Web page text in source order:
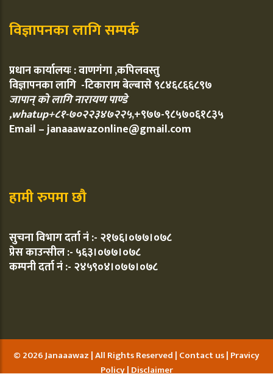
विज्ञापनका लागि सम्पर्क
प्रधान कार्यालयः : वाणगंगा ,कपिलवस्तु
विज्ञापनका लागि -टिकाराम बेल्बासे ९८४६८६६८९७
जापान् को लागि नारायण पाण्डे
,whatup+८१-७०२२३४७२२५,+९७७-९८५७०६१८३५
Email – janaaawazonline@gmail.com
हामी रुपमा छौ
सुचना विभाग दर्ता नं :- २१७६।०७७।०७८
प्रेस काउन्सील :- ५६३।०७७।०७८
कम्पनी दर्ता नं :- २४५९०४।०७७।०७८
© 2026 Janaaawaz | All Rights Reserved | Contact us| Pravicy
Policy|Disclaimer